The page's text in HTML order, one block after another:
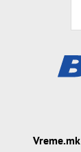
Vreme.mk